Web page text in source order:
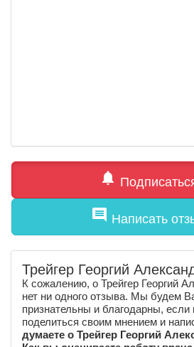
notifications
comment Написать
Трейгер Георгий
К сожалению, о Трейгер Георгий
нет ни одного отзыва. Мы будем
признательны и благодарны,
поделиться своим мнением и
думаете о Трейгер Георгий